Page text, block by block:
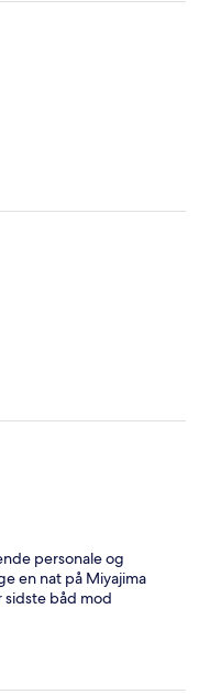
personale og
en nat på Miyajima
båd mod